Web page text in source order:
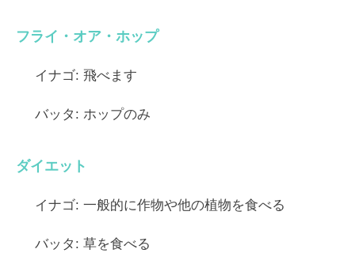
フライ・オア・ホップ
イナゴ: 飛べます
バッタ: ホップのみ
ダイエット
イナゴ: 一般的に作物や他の植物を食べる
バッタ: 草を食べる